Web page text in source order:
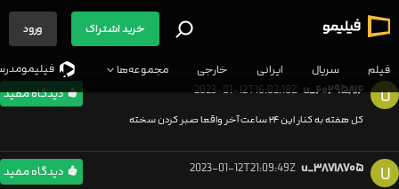
فیلم سریال ایرانی خارجی مجموعه‌ها
خرید اشتراک ورود
U u_۶۰۲۹۵۸۱۶ 2023-01-12T16:02:18Z دیدگاه مفید
کل هفته به کنار این ۲۴ ساعت آخر واقعا صبر کردن سخته
U u_۳۸۷۱۸۷۰۵ 2023-01-12T21:09:49Z دیدگاه مفید